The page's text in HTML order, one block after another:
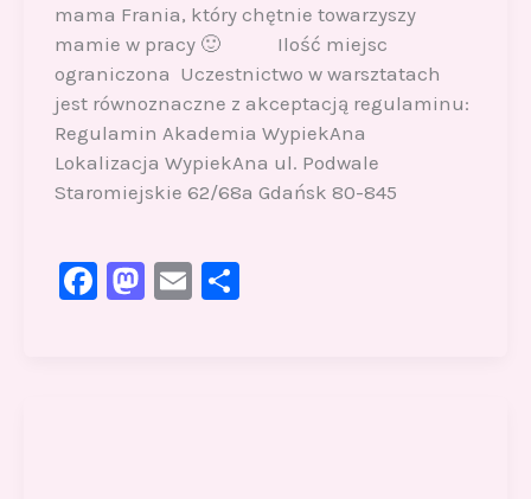
mama Frania, który chętnie towarzyszy
mamie w pracy 🙂 Ilość miejsc
ograniczona Uczestnictwo w warsztatach
jest równoznaczne z akceptacją regulaminu:
Regulamin Akademia WypiekAna
Lokalizacja WypiekAna ul. Podwale
Staromiejskie 62/68a Gdańsk 80-845
F
M E S